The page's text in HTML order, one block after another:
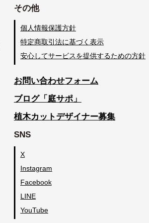
その他
個人情報保護方針
特定商取引法に基づく表示
安心してサービスを提供するための方針
お問い合わせフォーム
ブログ「庭サポ」
植木カットデザイナー募集
SNS
X
Instagram
Facebook
LINE
YouTube